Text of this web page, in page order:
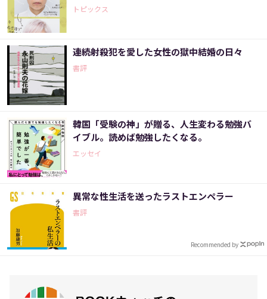
トピックス
連続射殺犯を愛した女性の獄中結婚の日々
書評
韓国「受験の神」が贈る、人生変わる勉強バ
イブル。読めば勉強したくなる。
エッセイ
異常な性生活を送ったラストエンペラー
書評
Recommended by